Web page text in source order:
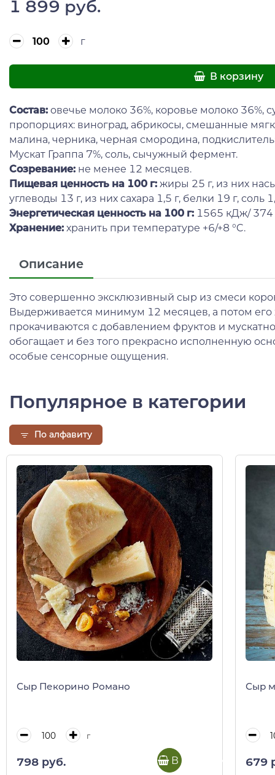
1 899 руб.
г
В корзину
Состав: овечье молоко 36%, коровье молоко 36%,
пропорциях: виноград, абрикосы, смешанные
малина, черника, черная смородина,
Мускат Граппа 7%, соль, сычужный фермент.
Созревание: не менее 12 месяцев.
Пищевая ценность на 100 г: жиры 25 г, из них
углеводы 13 г, из них сахара 1,5 г, белки 19 г, соль
Энергетическая ценность на 100 г: 1565 кДж/ 374
Хранение: хранить при температуре +6/+8 °C.
Описание
Это совершенно эксклюзивный сыр из смеси
Выдерживается минимум 12 месяцев, а потом
прокачиваются с добавлением фруктов и
обогащает и без того прекрасно исполненную
особые сенсорные ощущения.
Популярное в категории
По алфавиту
Сыр Пекорино Романо
г
798 руб. В корзину
Сыр
679